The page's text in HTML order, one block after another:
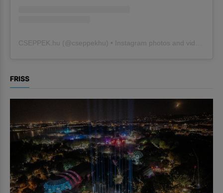
CSEPPEK.hu (@cseppekhu ) • Instagram photos and videos
FRISS